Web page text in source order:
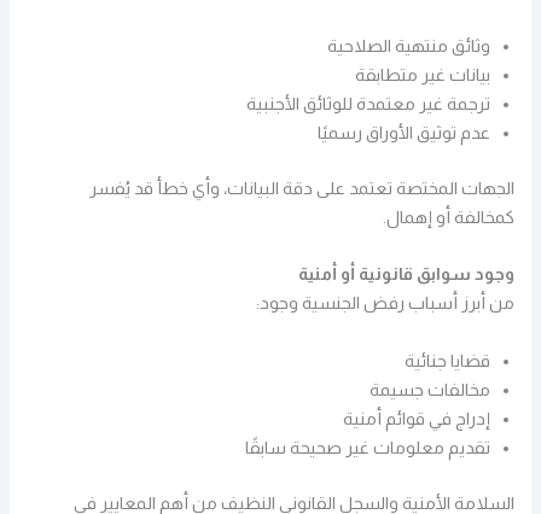
وثائق منتهية الصلاحية
بيانات غير متطابقة
ترجمة غير معتمدة للوثائق الأجنبية
عدم توثيق الأوراق رسميًا
الجهات المختصة تعتمد على دقة البيانات، وأي خطأ قد يُفسر
كمخالفة أو إهمال.
وجود سوابق قانونية أو أمنية
من أبرز أسباب رفض الجنسية وجود:
قضايا جنائية
مخالفات جسيمة
إدراج في قوائم أمنية
تقديم معلومات غير صحيحة سابقًا
السلامة الأمنية والسجل القانوني النظيف من أهم المعايير في